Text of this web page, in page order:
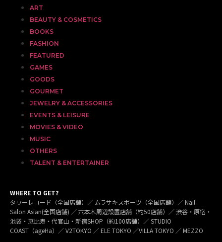
ART
BEAUTY & COSMETICS
BOOKS
FASHION
FEATURED
GAMES
GOODS
GOURMET
JEWELRY & ACCESSORIES
EVENTS & LEISURE
MOVIES & VIDEO
MUSIC
OTHERS
TALENT & ENTERTAINER
WHERE TO GET?
タワーレコード（全国店舗）／ ムラサキスポーツ（全国店舗）／ Nail
Salon Asian(全国店舗) ／ 六本木周辺設置店舗（約50店舗）／ 渋谷・原宿・
池袋・恵比寿・代官山・新宿SHOP（約100店舗）／ STUDIO
COAST（ageHa）／ V2TOKYO ／ ELE TOKYO ／VILLA TOKYO ／ MEZZO